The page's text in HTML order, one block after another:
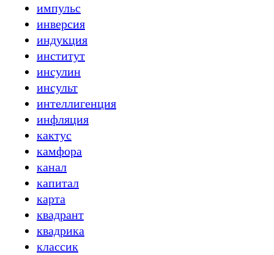
импульс
инверсия
индукция
институт
инсулин
инсульт
интеллигенция
инфляция
кактус
камфора
канал
капитал
карта
квадрант
квадрика
классик